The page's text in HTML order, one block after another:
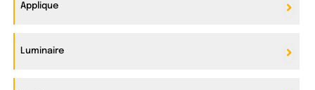
Applique
Luminaire